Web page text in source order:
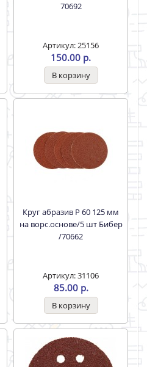
70692
Артикул: 25156
150.00 р.
Круг абразив Р 60 125 мм
на ворс.основе/5 шт Бибер
/70662
Артикул: 31106
85.00 р.